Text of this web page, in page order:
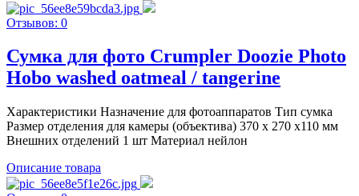
Отзывов: 0
Сумка для фото Crumpler Doozie Photo
Hobo washed oatmeal / tangerine
Характеристики Назначение для фотоаппаратов Тип сумка
Размер отделения для камеры (объектива) 370 х 270 х110 мм
Внешних отделений 1 шт Материал нейлон
Описание товара